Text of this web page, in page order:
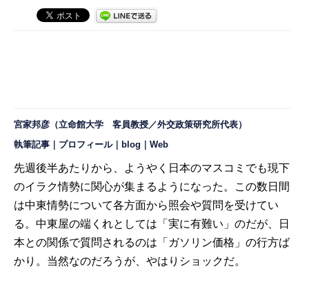
宮家邦彦（立命館大学 客員教授／外交政策研究所代表）
執筆記事
プロフィール｜ blog ｜Web
先週後半あたりから、ようやく日本のマスコミでも現下
のイラク情勢に関心が集まるようになった。この数日間
は中東情勢について各方面から照会や質問を受けてい
る。中東屋の端くれとしては「実に有難い」のだが、日
本との関係で質問されるのは「ガソリン価格」の行方ば
かり。当然なのだろうが、やはりショックだ。